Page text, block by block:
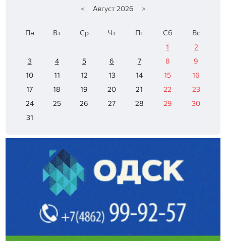
< Август 2026 >
Пн Вт Ср Чт Пт Сб
Вс
1
2
3
4 5 6 7 8
9
10
11 12 13 14 15
16
17
18 19 20 21 22
23
24
25 26 27 28 29
30
31